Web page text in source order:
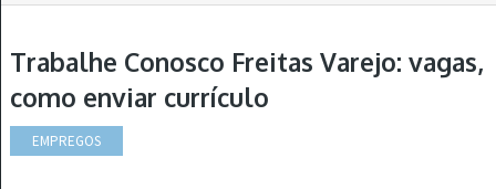
Trabalhe Conosco Freitas Varejo: vagas,
como enviar currículo
EMPREGOS